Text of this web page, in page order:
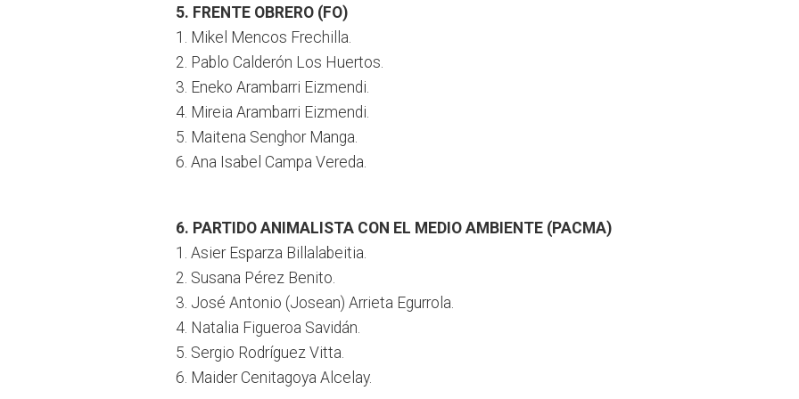
5. FRENTE OBRERO (FO)
1. Mikel Mencos Frechilla.
2. Pablo Calderón Los Huertos.
3. Eneko Arambarri Eizmendi.
4. Mireia Arambarri Eizmendi.
5. Maitena Senghor Manga.
6. Ana Isabel Campa Vereda.
6. PARTIDO ANIMALISTA CON EL MEDIO AMBIENTE (PACMA)
1. Asier Esparza Billalabeitia.
2. Susana Pérez Benito.
3. José Antonio (Josean) Arrieta Egurrola.
4. Natalia Figueroa Savidán.
5. Sergio Rodríguez Vitta.
6. Maider Cenitagoya Alcelay.